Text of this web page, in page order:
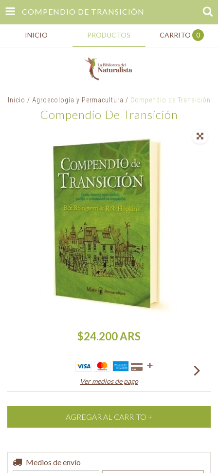
COMPENDIO DE TRANSICIÓN
INICIO PRODUCTOS CARRITO 0
Inicio / Agroecología y Permacultura / Compendio de Transición
Compendio De Transición
$24.200ARS
Ver medios de pago
Entregas para el CP:
Medios de envío